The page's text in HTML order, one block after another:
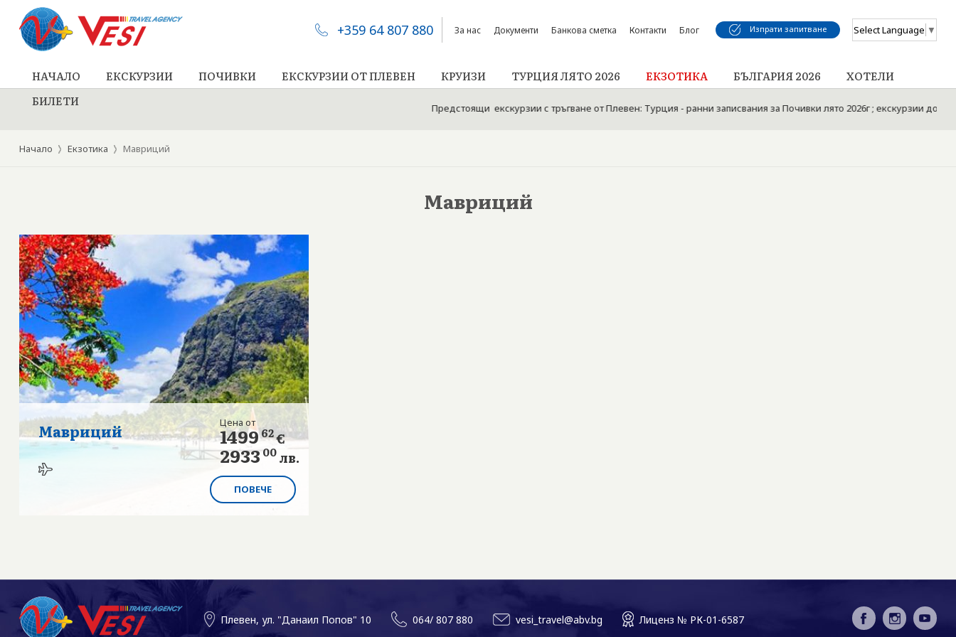
+359 64 807 880 За нас Документи Банкова сметка Контакти Блог Изпрати запитване Select Language ▼
НАЧАЛО ЕКСКУРЗИИ ПОЧИВКИ ЕКСКУРЗИИ ОТ ПЛЕВЕН КРУИЗИ ТУРЦИЯ ЛЯТО 2026 ЕКЗОТИКА БЪЛГАРИЯ 2026
ХОТЕЛИ
БИЛЕТИ
Предстоящи екскурзии с тръгване от Плевен: Турция - ранни записвания за Почивки лято 2026г ; екскурзии до
Начало Екзотика Мавриций
Мавриций
Мавриций Цена от
149962€
293300лв.
ПОВЕЧЕ
Плевен, ул. "Данаил Попов" 10 064/ 807 880 vesi_travel@abv.bg Лиценз № РК-01-6587